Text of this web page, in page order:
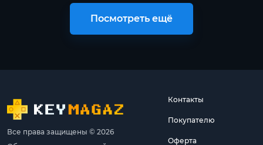
Посмотреть ещё
Все права защищены © 2026
Контакты
Покупателю
Оферта